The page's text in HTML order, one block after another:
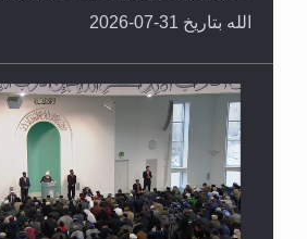
الله بتاريخ 31-07-2026